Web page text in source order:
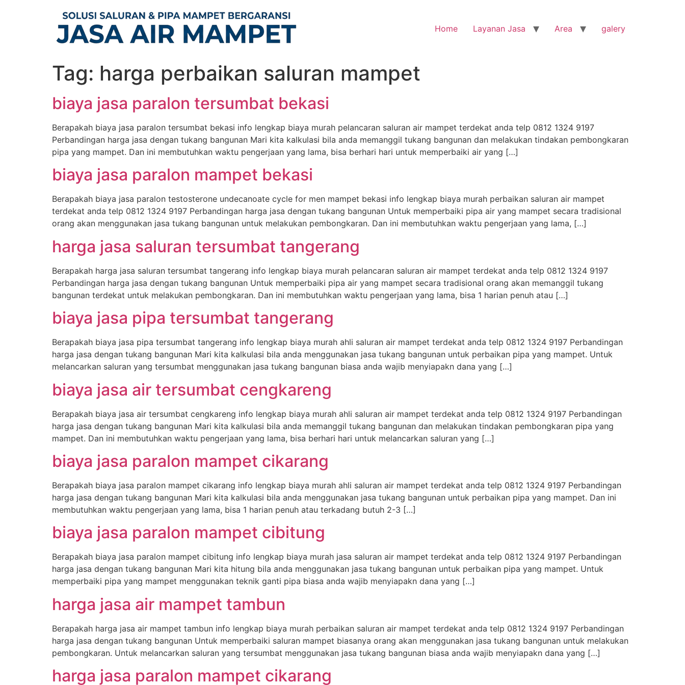
Home Layanan Jasa Area galery
Tag: harga perbaikan saluran mampet
biaya jasa paralon tersumbat bekasi
Berapakah biaya jasa paralon tersumbat bekasi info lengkap biaya murah pelancaran saluran air mampet terdekat anda telp 0812 1324 9197
Perbandingan harga jasa dengan tukang bangunan Mari kita kalkulasi bila anda memanggil tukang bangunan dan melakukan tindakan pembongkaran
pipa yang mampet. Dan ini membutuhkan waktu pengerjaan yang lama, bisa berhari hari untuk memperbaiki air yang […]
biaya jasa paralon mampet bekasi
Berapakah biaya jasa paralon testosterone undecanoate cycle for men mampet bekasi info lengkap biaya murah perbaikan saluran air mampet
terdekat anda telp 0812 1324 9197 Perbandingan harga jasa dengan tukang bangunan Untuk memperbaiki pipa air yang mampet secara tradisional
orang akan menggunakan jasa tukang bangunan untuk melakukan pembongkaran. Dan ini membutuhkan waktu pengerjaan yang lama, […]
harga jasa saluran tersumbat tangerang
Berapakah harga jasa saluran tersumbat tangerang info lengkap biaya murah pelancaran saluran air mampet terdekat anda telp 0812 1324 9197
Perbandingan harga jasa dengan tukang bangunan Untuk memperbaiki pipa air yang mampet secara tradisional orang akan memanggil tukang
bangunan terdekat untuk melakukan pembongkaran. Dan ini membutuhkan waktu pengerjaan yang lama, bisa 1 harian penuh atau […]
biaya jasa pipa tersumbat tangerang
Berapakah biaya jasa pipa tersumbat tangerang info lengkap biaya murah ahli saluran air mampet terdekat anda telp 0812 1324 9197 Perbandingan
harga jasa dengan tukang bangunan Mari kita kalkulasi bila anda menggunakan jasa tukang bangunan untuk perbaikan pipa yang mampet. Untuk
melancarkan saluran yang tersumbat menggunakan jasa tukang bangunan biasa anda wajib menyiapakn dana yang […]
biaya jasa air tersumbat cengkareng
Berapakah biaya jasa air tersumbat cengkareng info lengkap biaya murah ahli saluran air mampet terdekat anda telp 0812 1324 9197 Perbandingan
harga jasa dengan tukang bangunan Mari kita kalkulasi bila anda memanggil tukang bangunan dan melakukan tindakan pembongkaran pipa yang
mampet. Dan ini membutuhkan waktu pengerjaan yang lama, bisa berhari hari untuk melancarkan saluran yang […]
biaya jasa paralon mampet cikarang
Berapakah biaya jasa paralon mampet cikarang info lengkap biaya murah ahli saluran air mampet terdekat anda telp 0812 1324 9197 Perbandingan
harga jasa dengan tukang bangunan Mari kita kalkulasi bila anda menggunakan jasa tukang bangunan untuk perbaikan pipa yang mampet. Dan ini
membutuhkan waktu pengerjaan yang lama, bisa 1 harian penuh atau terkadang butuh 2-3 […]
biaya jasa paralon mampet cibitung
Berapakah biaya jasa paralon mampet cibitung info lengkap biaya murah jasa saluran air mampet terdekat anda telp 0812 1324 9197 Perbandingan
harga jasa dengan tukang bangunan Mari kita hitung bila anda menggunakan jasa tukang bangunan untuk perbaikan pipa yang mampet. Untuk
memperbaiki pipa yang mampet menggunakan teknik ganti pipa biasa anda wajib menyiapakn dana yang […]
harga jasa air mampet tambun
Berapakah harga jasa air mampet tambun info lengkap biaya murah perbaikan saluran air mampet terdekat anda telp 0812 1324 9197 Perbandingan
harga jasa dengan tukang bangunan Untuk memperbaiki saluran mampet biasanya orang akan menggunakan jasa tukang bangunan untuk melakukan
pembongkaran. Untuk melancarkan saluran yang tersumbat menggunakan jasa tukang bangunan biasa anda wajib menyiapakn dana yang […]
harga jasa paralon mampet cikarang